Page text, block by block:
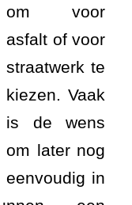
om voor
asfalt of voor
straatwerk te
kiezen. Vaak
is de wens
om later nog
eenvoudig in